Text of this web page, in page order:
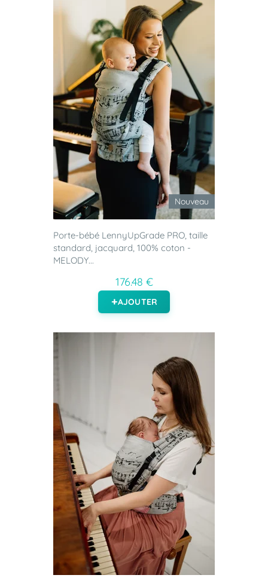
Nouveau
Porte-bébé LennyUpGrade PRO, taille
standard, jacquard, 100% coton -
MELODY...
176.48 €
AJOUTER